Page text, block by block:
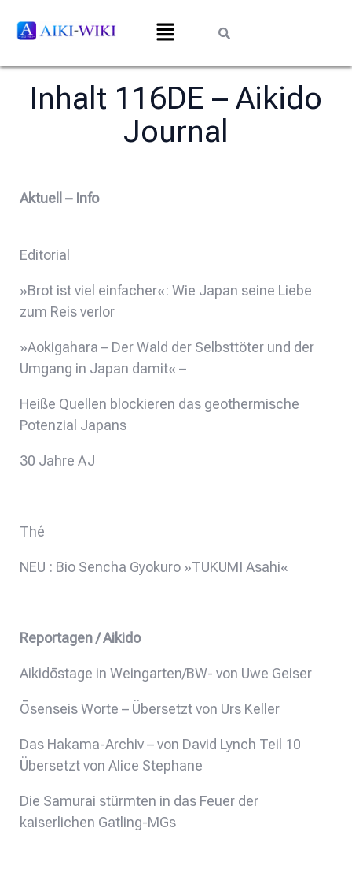
Inhalt 116DE – Aikido
Journal
Aktuell – Info
Editorial
»Brot ist viel einfacher«: Wie Japan seine Liebe
zum Reis verlor
»Aokigahara – Der Wald der Selbsttöter und der
Umgang in Japan damit« –
Heiße Quellen blockieren das geothermische
Potenzial Japans
30 Jahre AJ
Thé
NEU : Bio Sencha Gyokuro »TUKUMI Asahi«
Reportagen / Aikido
Aikidōstage in Weingarten/BW- von Uwe Geiser
Ōsenseis Worte – Übersetzt von Urs Keller
Das Hakama-Archiv – von David Lynch Teil 10
Übersetzt von Alice Stephane
Die Samurai stürmten in das Feuer der
kaiserlichen Gatling-MGs